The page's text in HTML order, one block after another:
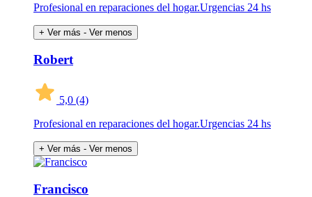
Profesional en reparaciones del hogar.Urgencias 24 hs
+ Ver más - Ver menos
Robert
5,0 (4)
Profesional en reparaciones del hogar.Urgencias 24 hs
+ Ver más - Ver menos
Francisco